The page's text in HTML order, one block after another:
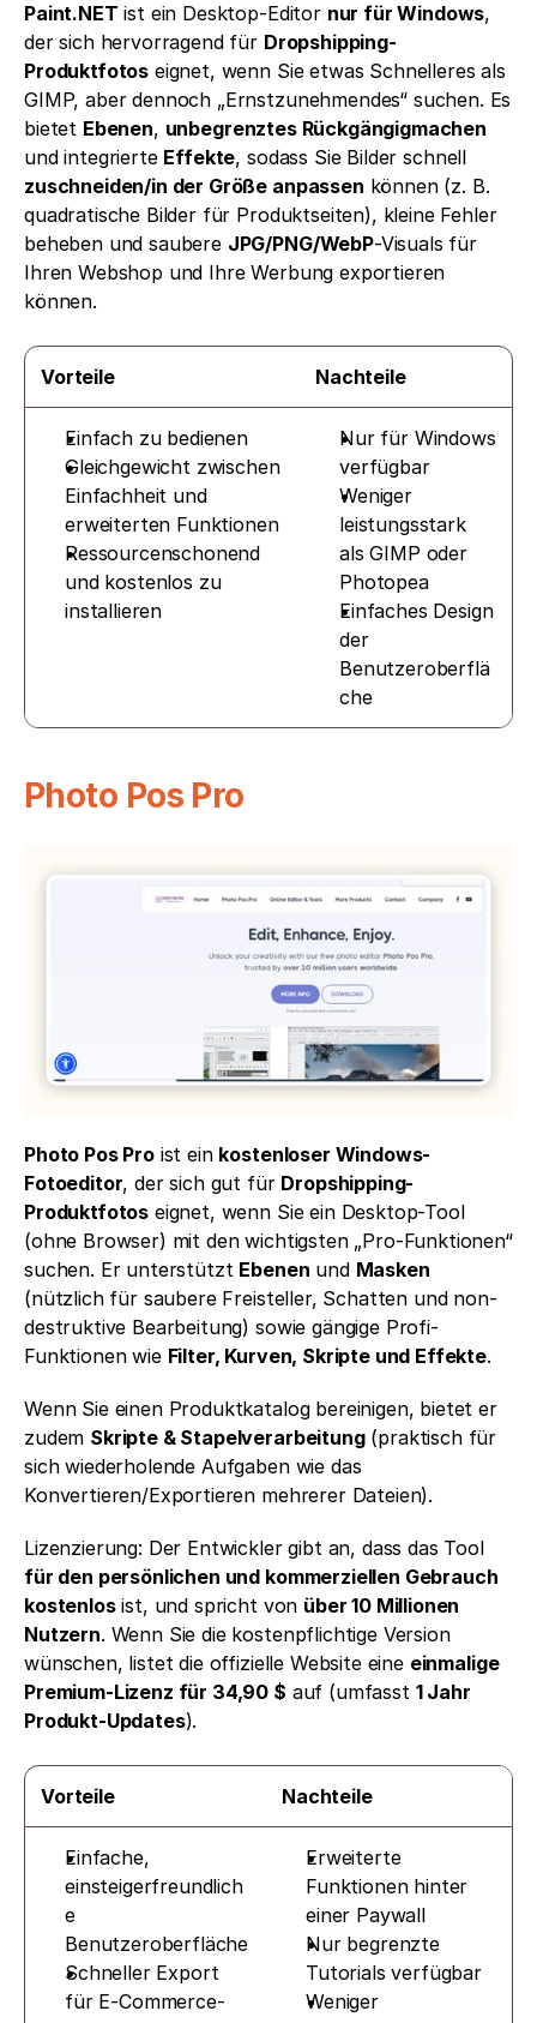
Paint.NET ist ein Desktop-Editor nur für Windows,
der sich hervorragend für Dropshipping-
Produktfotos eignet, wenn Sie etwas Schnelleres als
GIMP, aber dennoch „Ernstzunehmendes“ suchen. Es
bietet Ebenen, unbegrenztes Rückgängigmachen
und integrierte Effekte
zuschneiden/in der Größe anpassen können (z. B.
quadratische Bilder für Produktseiten), kleine Fehler
beheben und saubere JPG/PNG/WebP-Visuals für
Ihren Webshop und Ihre Werbung exportieren
können.
Vorteile Nachteile
Einfach zu bedienen
Gleichgewicht zwischen
Einfachheit und
erweiterten Funktionen
Ressourcenschonend
und kostenlos zu
installieren
Nur für Windows
verfügbar
Weniger
leistungsstark
als GIMP oder
Photopea
Einfaches Design
der
Benutzeroberflä
che
Photo Pos Pro
Photo Pos Pro ist ein kostenloser Windows-
Fotoeditor, der sich gut für Dropshipping-
Produktfotos eignet, wenn Sie ein Desktop-Tool
(ohne Browser) mit den wichtigsten „Pro-Funktionen“
suchen. Er unterstützt Ebenen und Masken
(nützlich für saubere Freisteller, Schatten und non-
destruktive Bearbeitung) sowie gängige Profi-
Funktionen wie Filter, Kurven, Skripte und Effekte.
Wenn Sie einen Produktkatalog bereinigen, bietet er
zudem Skripte & Stapelverarbeitung (praktisch für
sich wiederholende Aufgaben wie das
Konvertieren/Exportieren mehrerer Dateien).
Lizenzierung: Der Entwickler gibt an, dass das Tool
für den persönlichen und kommerziellen Gebrauch
kostenlos ist, und spricht von über 10 Millionen
Nutzern. Wenn Sie die kostenpflichtige Version
wünschen, listet die offizielle Website eine einmalige
Premium-Lizenz für 34,90 $ auf (umfasst 1 Jahr
Produkt-Updates).
Vorteile Nachteile
Einfache,
einsteigerfreundlich
e
Benutzeroberfläche
Schneller Export
für E-Commerce-
Erweiterte
Funktionen hinter
einer Paywall
Nur begrenzte
Tutorials verfügbar
Weniger